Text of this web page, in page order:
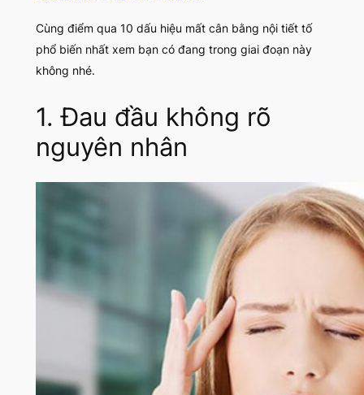
Cùng điểm qua 10 dấu hiệu mất cân bằng nội tiết tố
phổ biến nhất xem bạn có đang trong giai đoạn này
không nhé.
1. Đau đầu không rõ
nguyên nhân